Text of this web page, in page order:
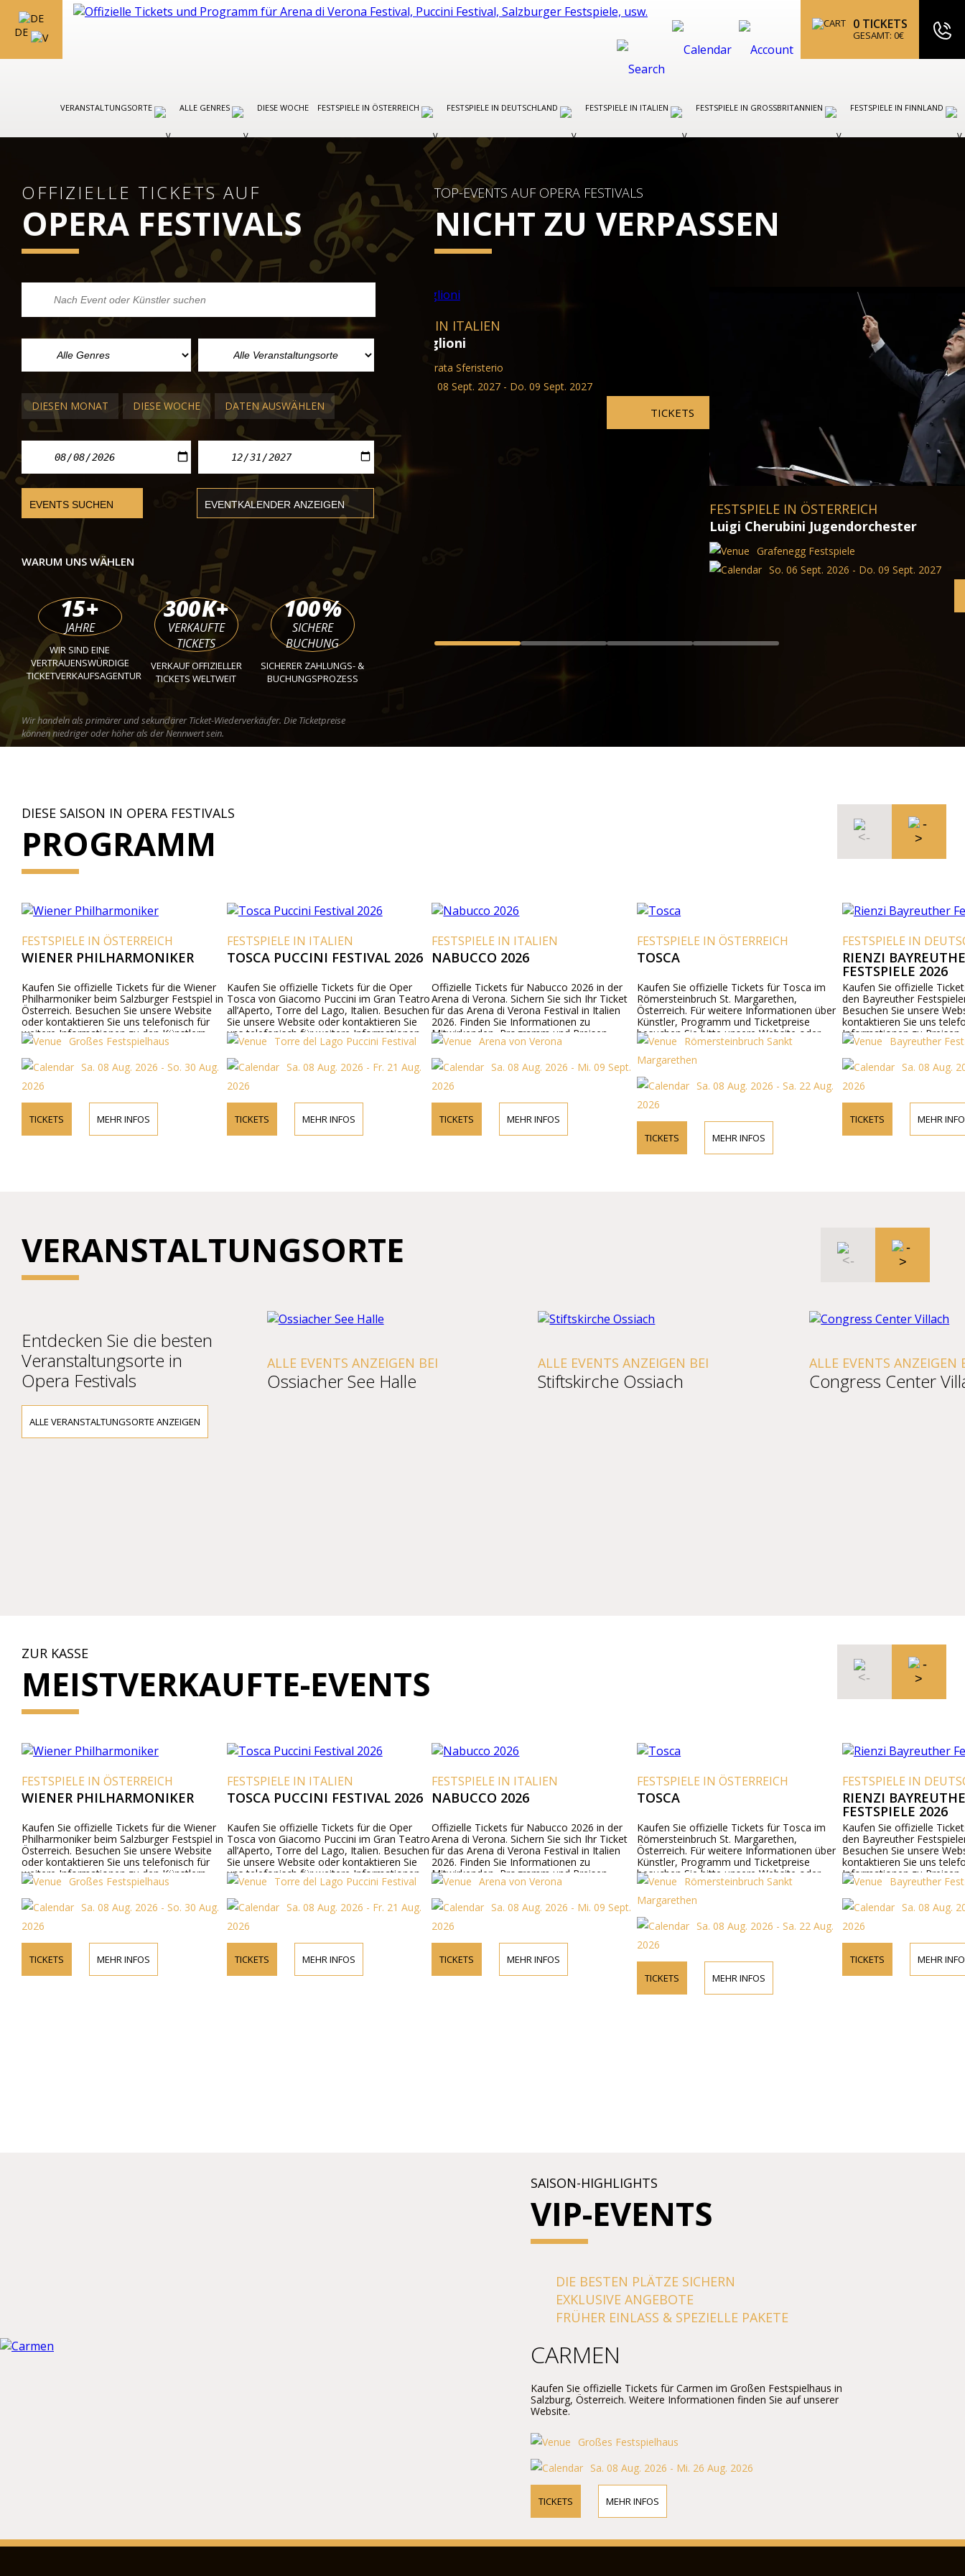
DE
0 TICKETS
GESAMT: 0€
VERANSTALTUNGSORTE ALLE GENRES DIESE WOCHE FESTSPIELE IN ÖSTERREICH FESTSPIELE IN DEUTSCHLAND FESTSPIELE IN ITALIEN FESTSPIELE IN GROSSBRITANNIEN FESTSPIELE IN FINNLAND
OFFIZIELLE TICKETS AUF
OPERA FESTIVALS
DIESEN MONAT DIESE WOCHE DATEN AUSWÄHLEN
WARUM UNS WÄHLEN
15+
JAHRE
WIR SIND EINE
VERTRAUENSWÜRDIGE
TICKETVERKAUFSAGENTUR
300K+
VERKAUFTE
TICKETS
VERKAUF OFFIZIELLER
TICKETS WELTWEIT
100%
SICHERE
BUCHUNG
SICHERER ZAHLUNGS- &
BUCHUNGSPROZESS
Wir handeln als primärer und sekundärer Ticket-Wiederverkäufer. Die Ticketpreise
können niedriger oder höher als der Nennwert sein.
TOP-EVENTS AUF OPERA FESTIVALS
NICHT ZU VERPASSEN
FESTSPIELE IN ITALIEN
Claudio Baglioni
Mi. 08 Sept. 2027 - Do. 09 Sept. 2027
FESTSPIELE IN ITALIEN
Arena von Verona
Fr. 14 Aug. 2026 - Do. 09
DIESE SAISON IN OPERA FESTIVALS
PROGRAMM
IN ÖSTERREICH
PHILHARMONIKER
Sie offizielle Tickets für die Wiener
beim Salzburger Festspiel in
Besuchen Sie unsere Website
kontaktieren Sie uns telefonisch für
Informationen zu den Künstlern,
Programm und den Ticketpreisen.
Großes Festspielhaus
Sa. 08 Aug. 2026 - So. 30 Aug.
TICKETS MEHR INFOS
FESTSPIELE IN ITALIEN
TOSCA PUCCINI FESTIVAL 2026
Kaufen Sie offizielle Tickets für die Oper
Tosca von Giacomo Puccini im Gran Teatro
all’Aperto, Torre del Lago, Italien. Besuchen
Sie unsere Website oder kontaktieren Sie
uns telefonisch für weitere Informationen
zu Darstellern, Programmdetails und
Ticketpreisen.
Torre del Lago Puccini Festival
Sa. 08 Aug. 2026 - Fr. 21 Aug.
TICKETS MEHR INFOS
FESTSPIELE IN ITALIEN
NABUCCO 2026
Offizielle Tickets für Nabucco 2026 in der
Arena di Verona. Sichern Sie sich Ihr Ticket
für das Arena di Verona Festival in Italien
2026. Finden Sie Informationen zu
Mitwirkenden, Programm und Preisen.
Arena von Verona
Sa. 08 Aug. 2026 - Mi. 09 Sept.
TICKETS MEHR INFOS
FESTSPIELE IN ÖSTERREICH
TOSCA
Kaufen Sie offizielle Tickets für Tosca im
Römersteinbruch St. Margarethen,
Österreich. Für weitere Informationen über
Künstler, Programm und Ticketpreise
besuchen Sie bitte unsere Website oder
kontaktieren Sie uns telefonisch.
Römersteinbruch Sankt
Margarethen
Sa. 08 Aug. 2026 - Sa. 22 Aug.
TICKETS MEHR INFOS
FESTSPIELE IN
RIENZI BAYREUTHER
FESTSPIELE 2026
Kaufen Sie offizielle Tickets für
den Bayreuther Festspielen in
Besuchen Sie unsere Website
kontaktieren Sie uns
Informationen zu Preisen,
Besetzung.Bayreuther
Sa. 08 Aug. 2026
2026
TICKETS MEHR INFOS
VERANSTALTUNGSORTE
Entdecken Sie die besten
Veranstaltungsorte in
Opera Festivals
ALLE VERANSTALTUNGSORTE ANZEIGEN
ALLE EVENTS ANZEIGEN BEI
Ossiacher See Halle
ALLE EVENTS ANZEIGEN BEI
Stiftskirche Ossiach
ALLE EVENTS ANZEIGEN
Congress Center
ZUR KASSE
MEISTVERKAUFTE-EVENTS
FESTSPIELE IN ÖSTERREICH
WIENER PHILHARMONIKER
Kaufen Sie offizielle Tickets für die Wiener
Philharmoniker beim Salzburger Festspiel in
Österreich. Besuchen Sie unsere Website
oder kontaktieren Sie uns telefonisch für
weitere Informationen zu den Künstlern,
dem Programm und den Ticketpreisen.
Großes Festspielhaus
Sa. 08 Aug. 2026 - So. 30 Aug.
2026
TICKETS MEHR INFOS
FESTSPIELE IN ITALIEN
TOSCA PUCCINI FESTIVAL 2026
Kaufen Sie offizielle Tickets für die Oper
Tosca von Giacomo Puccini im Gran Teatro
all’Aperto, Torre del Lago, Italien. Besuchen
Sie unsere Website oder kontaktieren Sie
uns telefonisch für weitere Informationen
zu Darstellern, Programmdetails und
Ticketpreisen.
Torre del Lago Puccini Festival
Sa. 08 Aug. 2026 - Fr. 21 Aug.
2026
TICKETS MEHR INFOS
FESTSPIELE IN ITALIEN
NABUCCO 2026
Offizielle Tickets für Nabucco 2026 in der
Arena di Verona. Sichern Sie sich Ihr Ticket
für das Arena di Verona Festival in Italien
2026. Finden Sie Informationen zu
Mitwirkenden, Programm und Preisen.
Arena von Verona
Sa. 08 Aug. 2026 - Mi. 09 Sept.
2026
TICKETS MEHR INFOS
FESTSPIELE IN ÖSTERREICH
TOSCA
Kaufen Sie offizielle Tickets für Tosca im
Römersteinbruch St. Margarethen,
Österreich. Für weitere Informationen über
Künstler, Programm und Ticketpreise
besuchen Sie bitte unsere Website oder
kontaktieren Sie uns telefonisch.
Römersteinbruch Sankt
Margarethen
Sa. 08 Aug. 2026 - Sa. 22 Aug.
2026
TICKETS MEHR INFOS
FESTSPIELE IN
RIENZI
FESTSPIELE 2026
Kaufen Sie offizielle
den Bayreuther
Besuchen Sie unsere
kontaktieren Sie uns
Informationen zu Preisen,
Besetzung.
Bayreuther
Sa. 08 Aug.
2026
TICKETS MEHR INFOS
SAISON-HIGHLIGHTS
VIP-EVENTS
DIE BESTEN PLÄTZE SICHERN
EXKLUSIVE ANGEBOTE
FRÜHER EINLASS & SPEZIELLE PAKETE
CARMEN
Kaufen Sie offizielle Tickets für Carmen im Großen Festspielhaus in
Salzburg, Österreich. Weitere Informationen finden Sie auf unserer
Website.
Großes Festspielhaus
Sa. 08 Aug. 2026 - Mi. 26 Aug. 2026
TICKETS MEHR INFOS